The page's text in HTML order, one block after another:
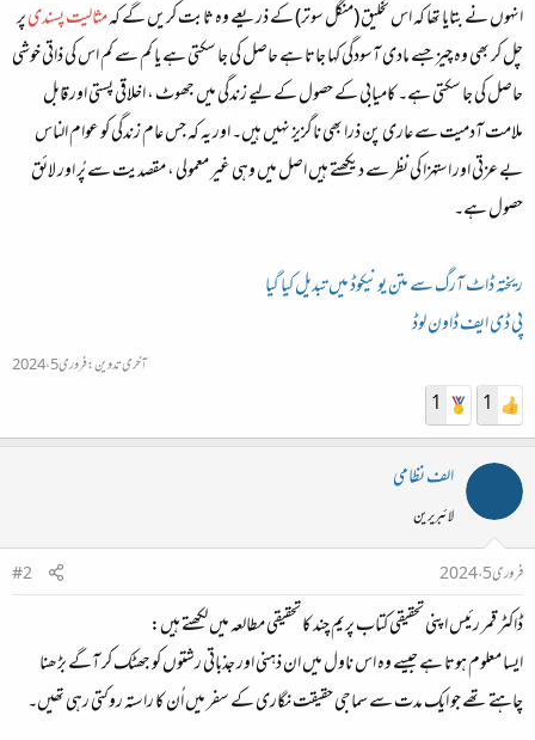
انہوں نے بتایا تھا کہ اس تخلیق (منگل سوتر) کے ذریعے وہ ثابت کریں گے کہمثالیت پسندیپر
چل کر بھی وہ چیز جسے مادی آسودگی کہا جاتا ہے حاصل کی جا سکتی ہے یا کم سے کم اس کی ذاتی خوشی
حاصل کی جا سکتی ہے۔ کامیابی کے حصول کے لیے زندگی میں جھوٹ ، اخلاقی پستی اور قابل
ملامت آدمیت سے عاری پن ذرا بھی ناگزیز نہیں ہیں۔ اور یہ کہ جس عام زندگی کو عوام الناس
بے عزتی اور استہزا کی نظر سے دیکھتے ہیں اصل میں وہی غیر معمولی ، مقصدیت سے پُر اور لائق
حصول ہے۔
ریختہ ڈاٹ آرگ سے متن یونیکوڈ میں تبدیل کیا گیا
پی ڈی ایف ڈاون لوڈ
آخری تدوین:فروری 5، 2024
1
1
الف نظامی
لائبریرین
فروری 5، 2024
#2
ڈاکٹر قمر رئیس اپنی تحقیقی کتاب پریم چند کا تحقیقی مطالعہ میں لکھتے ہیں:
ایسا معلوم ہوتا ہے جیسے وہ اس ناول میں ان ذہنی اور جذباتی رشتوں کو جھٹک کر آگے بڑھنا
چاہتے تھے جو ایک مدت سے سماجی حقیقت نگاری کے سفر میں اُن کا راستہ روکتی رہی تھیں۔